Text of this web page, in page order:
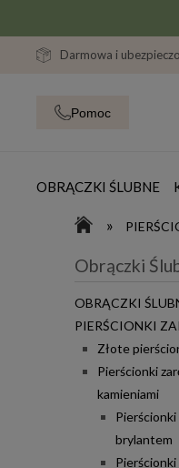
Darmowa i
Pomoc
OBRĄCZKI ŚLUBNE
»
Obrączki
OBRĄCZKI
PIERŚCIONKI
Złote
Pierścionki
kamieniami
brylantem